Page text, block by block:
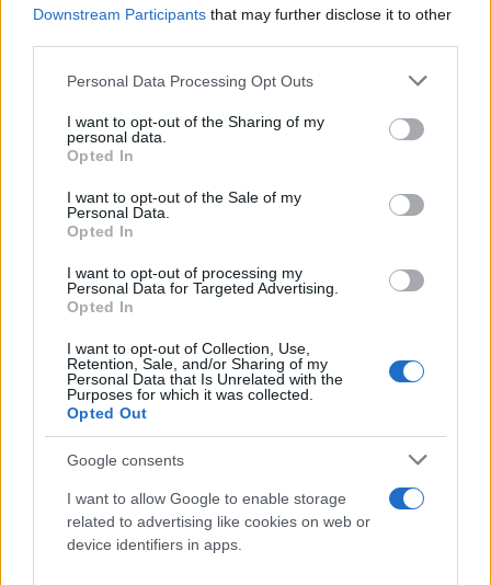
Downstream Participants that may further disclose it to other
Please note that this website/app uses one or more Google
not limited to your visit or usage behaviour. You may click to
grant or deny consent to Google and its third-party tags to
use your data for below specified purposes in below Google
consent section.
Personal Data Processing Opt Outs
I want to opt-out of the Sharing of my
personal data.
Opted In
I want to opt-out of the Sale of my
Personal Data.
Opted In
I want to opt-out of processing my
Personal Data for Targeted Advertising.
Opted In
I want to opt-out of Collection, Use,
Retention, Sale, and/or Sharing of my
Personal Data that Is Unrelated with the
Purposes for which it was collected.
Opted Out
Google consents
I want to allow Google to enable storage
related to advertising like cookies on web or
device identifiers in apps.
Στη συνέχεια π Πέτκοφ δήλωσε ότι το έργο είναι
σημαντικό για όλη την περιοχή.
Πρόσθεσε ότι η Βουλγαρία ήταν η πρώτη χώρα που
θεώρησε το Αζερμπαϊτζάν και τις προμήθειες
φυσικού αερίου από εκεί μέσω του Νότιου
Διαδρόμου Φυσικού Αερίου ως μια πιθανή
εναλλακτική λύση για τη διασφάλιση της
ενεργειακής ασφάλειας στη νοτιοανατολική
Ευρώπη.